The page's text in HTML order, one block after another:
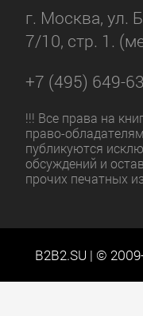
г. Москва, ул.
7/10, стр. 1.
+7 (495) 649-
!!! Все права на
право-
публикуются
обсуждений и
прочих печатных
B2B2.SU | ©